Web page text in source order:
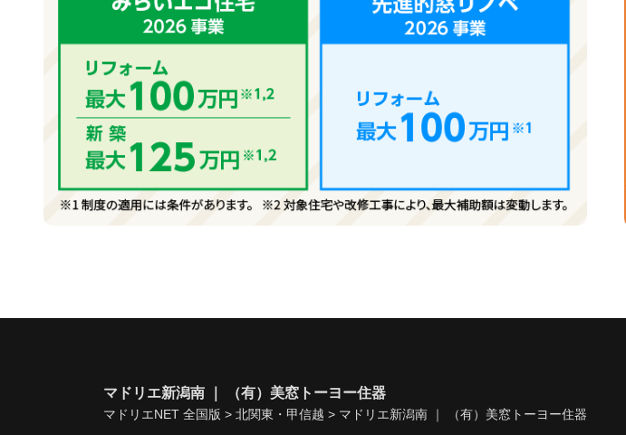
マドリエ新潟南 ｜ （有）美窓トーヨー住器
マドリエNET 全国版 >北関東・甲信越 > マドリエ新潟南 ｜ （有）美窓トーヨー住器